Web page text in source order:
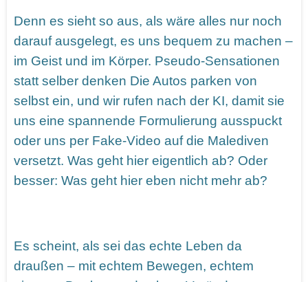
Denn es sieht so aus, als wäre alles nur noch
darauf ausgelegt, es uns bequem zu machen –
im Geist und im Körper. Pseudo-Sensationen
statt selber denken Die Autos parken von
selbst ein, und wir rufen nach der KI, damit sie
uns eine spannende Formulierung ausspuckt
oder uns per Fake-Video auf die Malediven
versetzt. Was geht hier eigentlich ab? Oder
besser: Was geht hier eben nicht mehr ab?
Es scheint, als sei das echte Leben da
draußen – mit echtem Bewegen, echtem